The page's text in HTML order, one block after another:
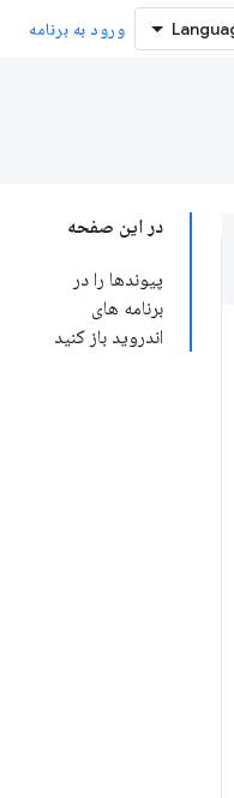
ورود به برنامه
در این صفحه
پیوندها را در
برنامه های
اندروید باز کنید